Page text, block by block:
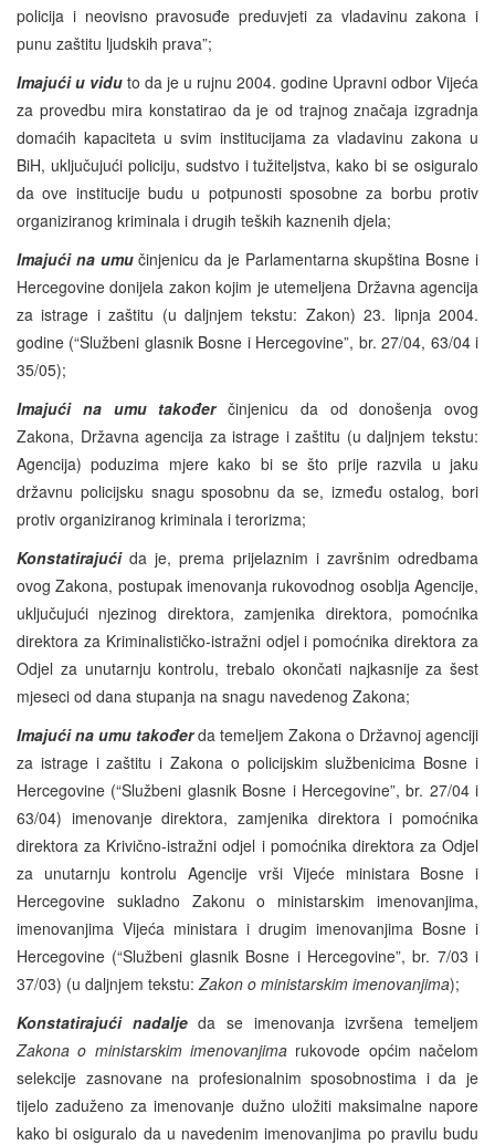
policija i neovisno pravosuđe preduvjeti za vladavinu zakona i
punu zaštitu ljudskih prava”;
Imajući u vidu to da je u rujnu 2004. godine Upravni odbor Vijeća
za provedbu mira konstatirao da je od trajnog značaja izgradnja
domaćih kapaciteta u svim institucijama za vladavinu zakona u
BiH, uključujući policiju, sudstvo i tužiteljstva, kako bi se osiguralo
da ove institucije budu u potpunosti sposobne za borbu protiv
organiziranog kriminala i drugih teških kaznenih djela;
Imajući na umučinjenicu da je Parlamentarna skupština Bosne i
Hercegovine donijela zakon kojim je utemeljena Državna agencija
za istrage i zaštitu (u daljnjem tekstu: Zakon) 23. lipnja 2004.
godine (“Službeni glasnik Bosne i Hercegovine”, br. 27/04, 63/04 i
35/05);
Imajući na umu takođerčinjenicu da od donošenja ovog
Zakona, Državna agencija za istrage i zaštitu (u daljnjem tekstu:
Agencija) poduzima mjere kako bi se što prije razvila u jaku
državnu policijsku snagu sposobnu da se, između ostalog, bori
protiv organiziranog kriminala i terorizma;
Konstatirajućida je, prema prijelaznim i završnim odredbama
ovog Zakona, postupak imenovanja rukovodnog osoblja Agencije,
uključujući njezinog direktora, zamjenika direktora, pomoćnika
direktora za Kriminalističko-istražni odjel i pomoćnika direktora za
Odjel za unutarnju kontrolu, trebalo okončati najkasnije za šest
mjeseci od dana stupanja na snagu navedenog Zakona;
Imajući na umu takođerda temeljem Zakona o Državnoj agenciji
za istrage i zaštitu i Zakona o policijskim službenicima Bosne i
Hercegovine (“Službeni glasnik Bosne i Hercegovine”, br. 27/04 i
63/04) imenovanje direktora, zamjenika direktora i pomoćnika
direktora za Krivično-istražni odjel i pomoćnika direktora za Odjel
za unutarnju kontrolu Agencije vrši Vijeće ministara Bosne i
Hercegovine sukladno Zakonu o ministarskim imenovanjima,
imenovanjima Vijeća ministara i drugim imenovanjima Bosne i
Hercegovine (“Službeni glasnik Bosne i Hercegovine”, br. 7/03 i
37/03) (u daljnjem tekstu: Zakon o ministarskim imenovanjima);
Konstatirajući nadaljeda se imenovanja izvršena temeljem
Zakona o ministarskim imenovanjima rukovode općim načelom
selekcije zasnovane na profesionalnim sposobnostima i da je
tijelo zaduženo za imenovanje dužno uložiti maksimalne napore
kako bi osiguralo da u navedenim imenovanjima po pravilu budu